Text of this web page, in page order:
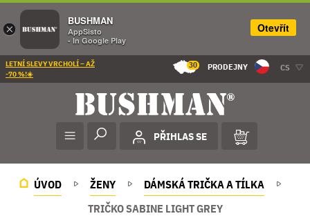
LETNÍ SLEVY VRCHOLÍ – AŽ
-70 %!☀️
30 PRODEJNY CS
PŘIHLAS SE
ÚVOD ŽENY
DÁMSKÁ TRIČKA A TÍLKA
TRIČKO SABINE LIGHT GREY
×
BUSHMAN
AppSisto
- In Google Play
Otevřít